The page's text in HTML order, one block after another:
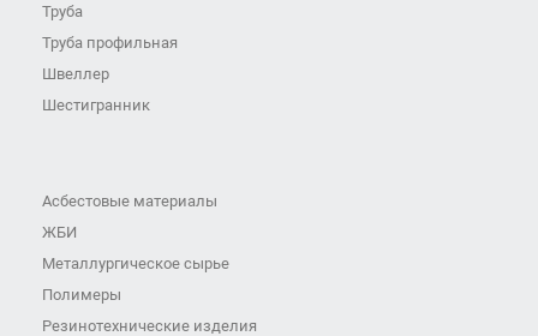
Труба
Труба профильная
Швеллер
Шестигранник
Асбестовые материалы
ЖБИ
Металлургическое сырье
Полимеры
Резинотехнические изделия